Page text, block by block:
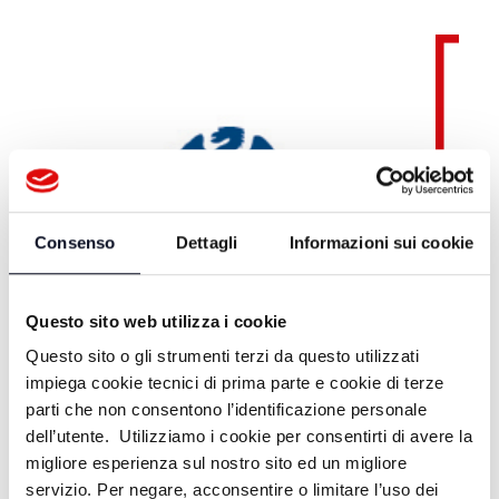
Consenso Dettagli Informazioni sui cookie
Questo sito web utilizza i cookie
Questo sito o gli strumenti terzi da questo utilizzati
impiega cookie tecnici di prima parte e cookie di terze
parti che non consentono l’identificazione personale
dell’utente. Utilizziamo i cookie per consentirti di avere la
migliore esperienza sul nostro sito ed un migliore
servizio. Per negare, acconsentire o limitare l’uso dei